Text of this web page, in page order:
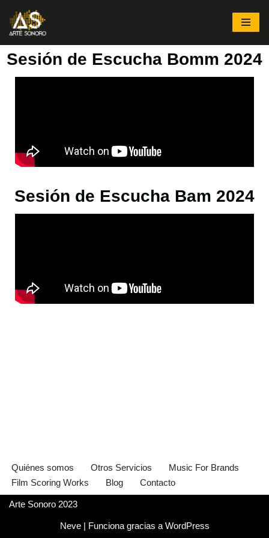
Saltar
al
contenido
Sesión de Escucha Bomm 2024
Sesión de Escucha Bam 2024
Quiénes somos Otros Servicios
Music For Brands
Film Scoring Works
Blog Contacto
Arte Sonoro 2023
Neve| Funciona gracias a WordPress